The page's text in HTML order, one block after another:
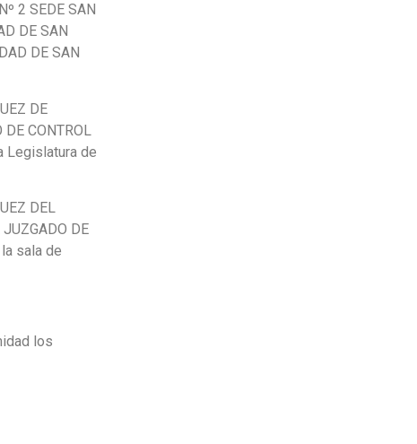
2 SEDE SAN
DE SAN
DE SAN
DE
CONTROL
Legislatura de
DEL
DE
sala de
los